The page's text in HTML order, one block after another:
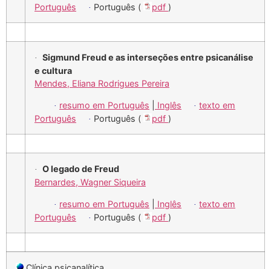
Português
· Português ( pdf )
·
Sigmund Freud e as interseções entre psicanálise
e cultura
Mendes, Eliana Rodrigues Pereira
· resumo em Português Inglês · texto em
Português
· Português ( pdf )
·
O legado de Freud
Bernardes, Wagner Siqueira
· resumo em Português Inglês · texto em
Português
· Português ( pdf )